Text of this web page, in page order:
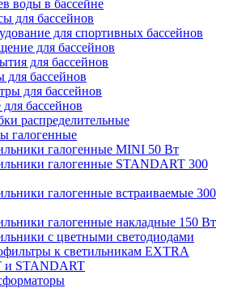
воды в бассейне
для бассейнов
для спортивных бассейнов
для бассейнов
для бассейнов
для бассейнов
для бассейнов
бассейнов
распределительные
галогенные
галогенные MINI 50 Вт
галогенные STANDART 300
галогенные встраиваемые 300
галогенные накладные 150 Вт
с цветными светодиодами
к светильникам EXTRA
и STANDART